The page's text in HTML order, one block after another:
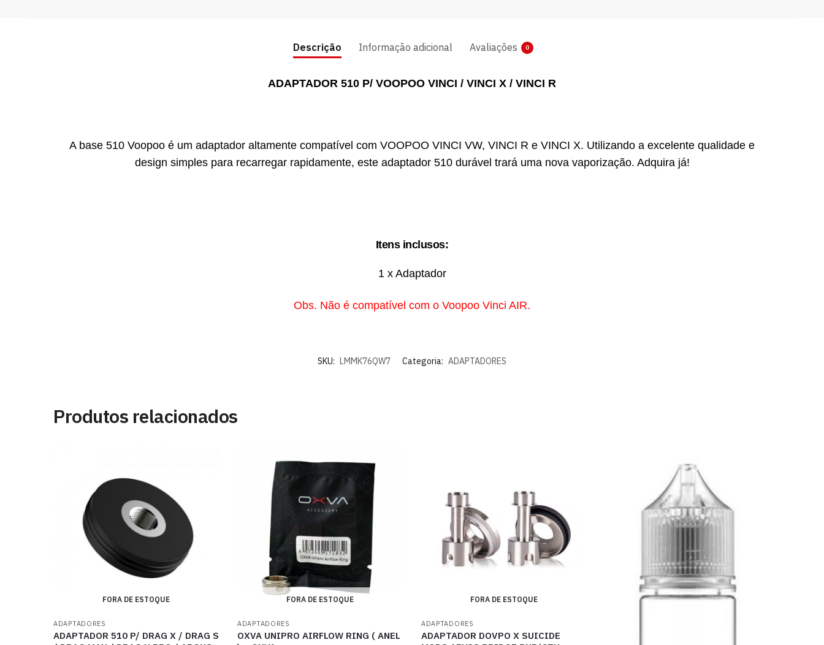
Descrição Informação adicional Avaliações 0
ADAPTADOR 510 P/ VOOPOO VINCI / VINCI X / VINCI R
A base 510 Voopoo é um adaptador altamente compatível com VOOPOO VINCI VW, VINCI R e VINCI X. Utilizando a excelente qualidade e
design simples para recarregar rapidamente, este adaptador 510 durável trará uma nova vaporização. Adquira já!
Itens inclusos:
1 x Adaptador
Obs. Não é compatível com o Voopoo Vinci AIR.
SKU: LMMK76QW7 Categoria: ADAPTADORES
Produtos relacionados
FORA DE ESTOQUE
ADAPTADORES
ADAPTADOR 510 P/ DRAG X / DRAG S
FORA DE ESTOQUE
ADAPTADORES
OXVA UNIPRO AIRFLOW RING ( ANEL
FORA DE ESTOQUE
ADAPTADORES
ADAPTADOR DOVPO X SUICIDE